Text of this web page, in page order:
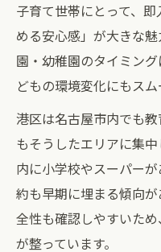
子育て世帯にとって、
める安心感」が大きな
園・幼稚園のタイミン
どもの環境変化にもスム
港区は名古屋市内でも
もそうしたエリアに集
内に小学校やスーパー
約も早期に埋まる傾向
全性も確認しやすいた
が整っています。